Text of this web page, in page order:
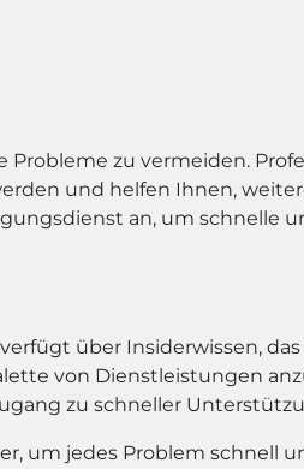
zu vermeiden.
und helfen Ihnen,
an, um schnelle
über Insiderwissen,
von Dienstleistungen
zu schneller
um jedes Problem schnell